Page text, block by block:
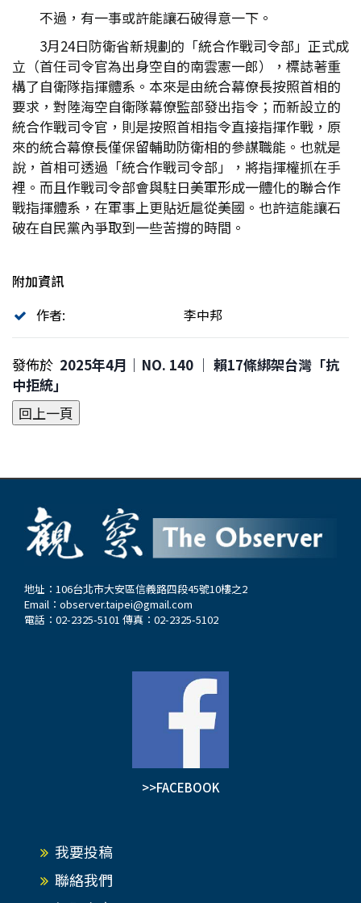
不過，有一事或許能讓石破得意一下。
3月24日防衛省新規劃的「統合作戰司令部」正式成
立（首任司令官為出身空自的南雲憲一郎），標誌著重
構了自衛隊指揮體系。本來是由統合幕僚長按照首相的
要求，對陸海空自衛隊幕僚監部發出指令；而新設立的
統合作戰司令官，則是按照首相指令直接指揮作戰，原
來的統合幕僚長僅保留輔助防衛相的參謀職能。也就是
說，首相可透過「統合作戰司令部」，將指揮權抓在手
裡。而且作戰司令部會與駐日美軍形成一體化的聯合作
戰指揮體系，在軍事上更貼近扈從美國。也許這能讓石
破在自民黨內爭取到一些苦撐的時間。
附加資訊
作者:
李中邦
發佈於 2025年4月｜NO. 140 │ 賴17條綁架台灣「抗
中拒統」
地址：106台北市大安區信義路四段45號10樓之2
Email： observer.taipei@gmail.com
電話：02-2325-5101 傳真：02-2325-5102
>>FACEBOOK
我要投稿
聯絡我們